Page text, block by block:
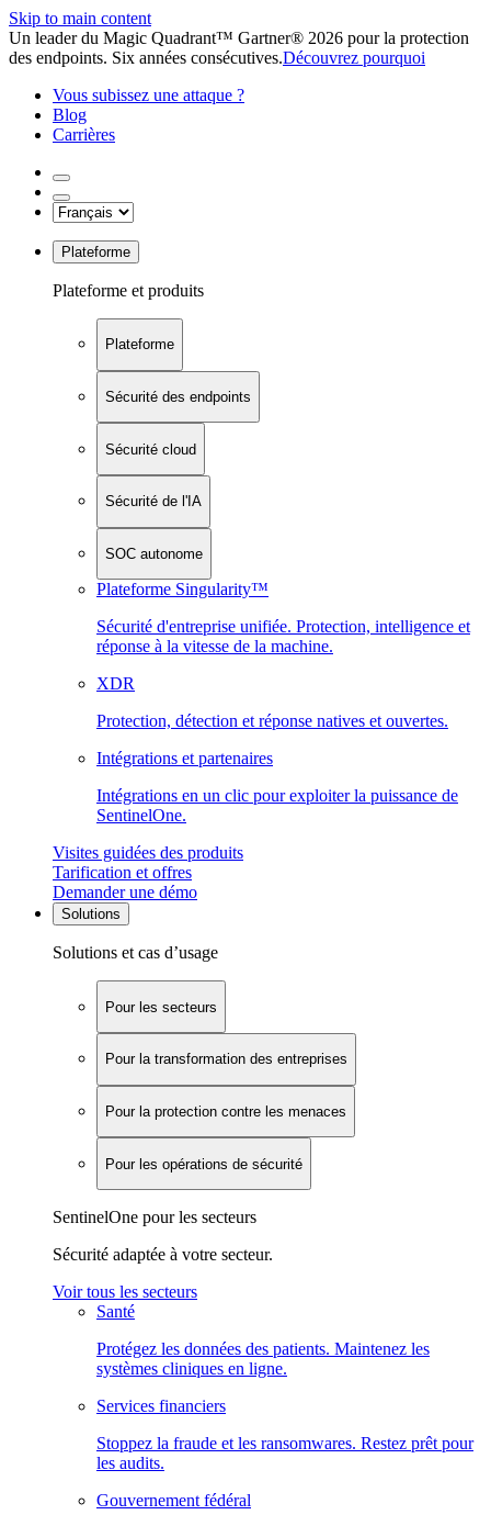
Skip to main content
Un leader du Magic Quadrant™ Gartner® 2026 pour la protection
des endpoints. Six années consécutives.Découvrez pourquoi
Vous subissez une attaque ?
Blog
Carrières
Plateforme
Plateforme et produits
Plateforme
Sécurité des endpoints
Sécurité cloud
Sécurité de l'IA
SOC autonome
Plateforme Singularity™
Sécurité d'entreprise unifiée. Protection, intelligence et
réponse à la vitesse de la machine.
XDR
Protection, détection et réponse natives et ouvertes.
Intégrations et partenaires
Intégrations en un clic pour exploiter la puissance de
SentinelOne.
Visites guidées des produits
Tarification et offres
Demander une démo
Solutions
Solutions et cas d’usage
Pour les secteurs
Pour la transformation des entreprises
Pour la protection contre les menaces
Pour les opérations de sécurité
SentinelOne pour les secteurs
Sécurité adaptée à votre secteur.
Voir tous les secteurs
Santé
Protégez les données des patients. Maintenez les
systèmes cliniques en ligne.
Services financiers
Stoppez la fraude et les ransomwares. Restez prêt pour
les audits.
Gouvernement fédéral